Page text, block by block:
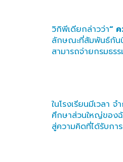
วิกิพีเดียกล่าวว่า“
ลักษณะที่สัมพันธ์กันนี้
สามารถจ่ายกรมธร
ในโรงเรียนมีเวลา
ศึกษาส่วนใหญ่ของฉั
สู่ความคิดที่ได้รับกา